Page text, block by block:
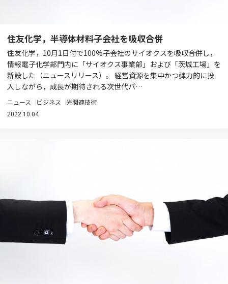
住友化学，半導体材料子会社を吸収合併
住友化学，10月1日付で100%子会社のサイオクスを吸収合併し，
情報電子化学部門内に「サイオクス事業部」および「茨城工場」を
新設した（ニュースリリース）。 経営資源を集中かつ弾力的に投
入しながら，成長が期待される次世代パ…
ニュース ビジネス 光関連技術
2022.10.04